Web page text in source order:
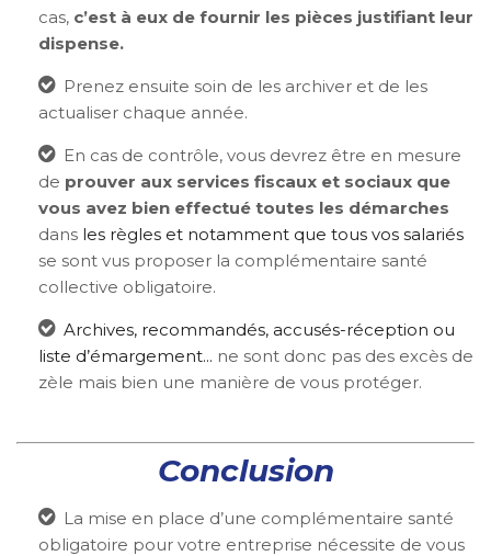
cas, c’est à eux de fournir les pièces justifiant leur
dispense.
Prenez ensuite soin de les archiver et de les
actualiser chaque année.
En cas de contrôle, vous devrez être en mesure
de prouver aux services fiscaux et sociaux que
vous avez bien effectué toutes les démarches
dans les règles et notamment que tous vos salariés
se sont vus proposer la complémentaire santé
collective obligatoire.
Archives, recommandés, accusés-réception ou
liste d’émargement... ne sont donc pas des excès de
zèle mais bien une manière de vous protéger.
Conclusion
La mise en place d’une complémentaire santé
obligatoire pour votre entreprise nécessite de vous